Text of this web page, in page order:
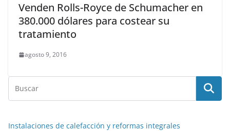
Venden Rolls-Royce de Schumacher en
380.000 dólares para costear su
tratamiento
agosto 9, 2016
Instalaciones de calefacción y reformas integrales